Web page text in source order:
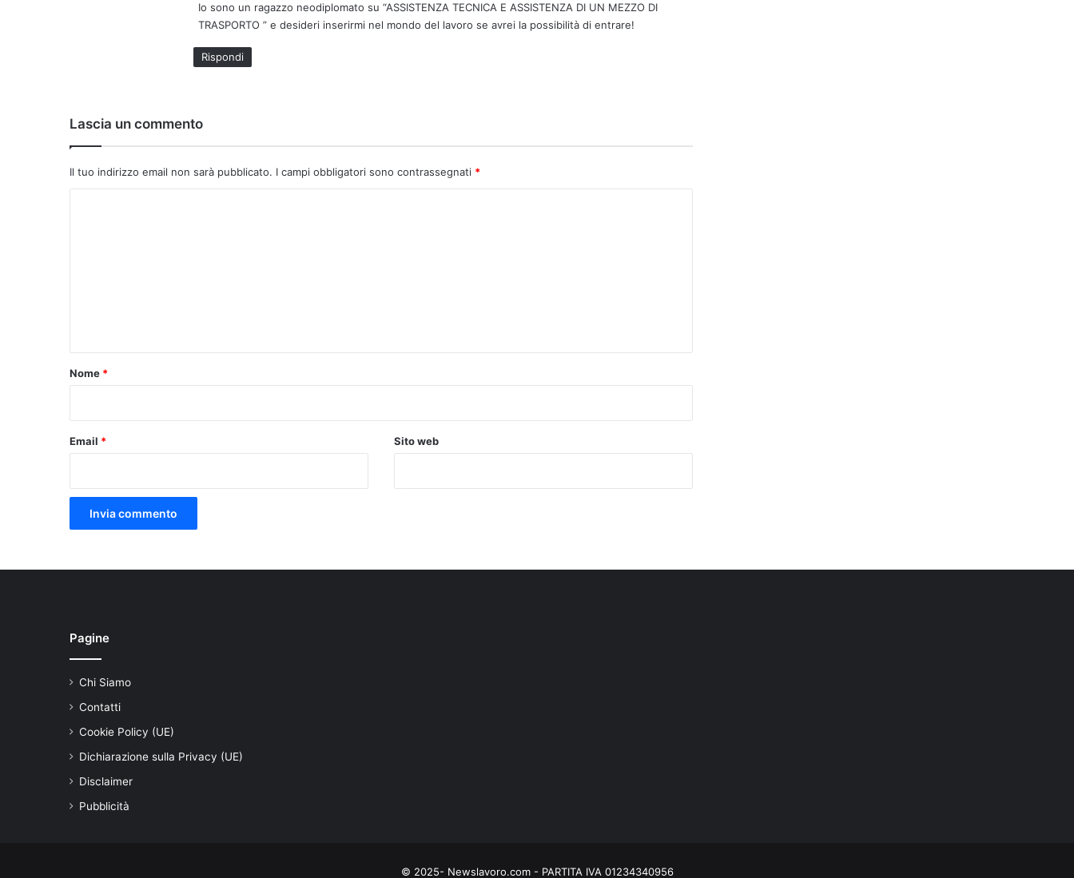
t
t
Io sono un ragazzo neodiplomato su “ASSISTENZA TECNICA E ASSISTENZA DI UN MEZZO DI
TRASPORTO ” e desideri inserirmi nel mondo del lavoro se avrei la possibilità di entrare!
Rispondi
Lascia un commento
Il tuo indirizzo email non sarà pubblicato. I campi obbligatori sono contrassegnati *
o
Nome *
Email * Sito web
Pagine
Chi Siamo
Contatti
Cookie Policy (UE)
Dichiarazione sulla Privacy (UE)
Disclaimer
Pubblicità
© 2025- Newslavoro.com - PARTITA IVA 01234340956